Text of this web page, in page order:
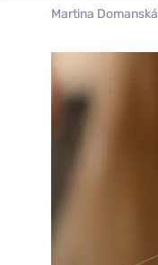
Martina Domanská